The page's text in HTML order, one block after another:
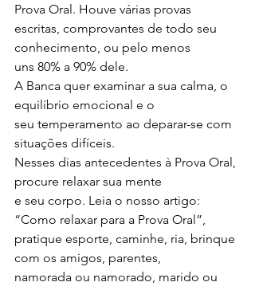
Prova Oral. Houve várias provas
escritas, comprovantes de todo seu
conhecimento, ou pelo menos
uns 80% a 90% dele.
A Banca quer examinar a sua calma, o
equilíbrio emocional e o
seu temperamento ao deparar-se com
situações difíceis.
Nesses dias antecedentes à Prova Oral,
procure relaxar sua mente
e seu corpo. Leia o nosso artigo:
“Como relaxar para a Prova Oral”,
pratique esporte, caminhe, ria, brinque
com os amigos, parentes,
namorada ou namorado, marido ou